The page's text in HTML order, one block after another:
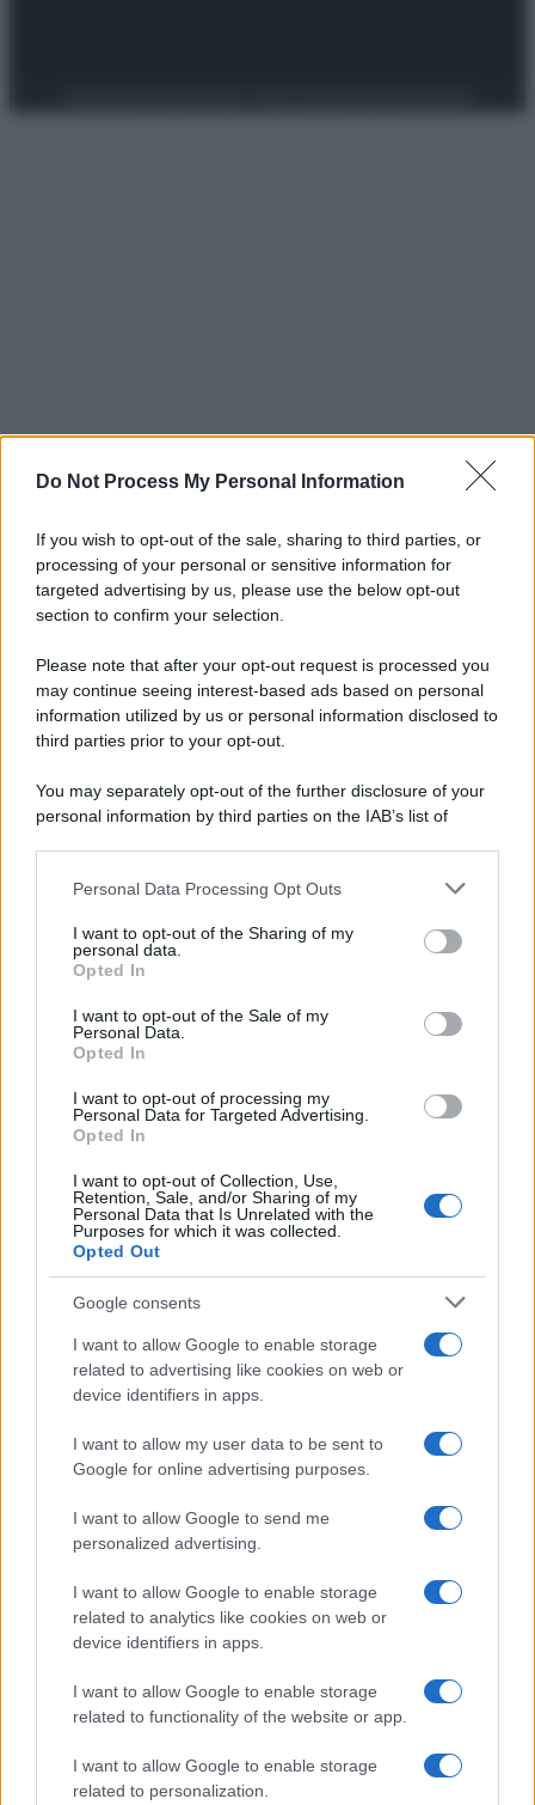
Do Not Process My Personal Information
If you wish to opt-out of the sale, sharing to third parties, or
processing of your personal or sensitive information for
targeted advertising by us, please use the below opt-out
section to confirm your selection.
Please note that after your opt-out request is processed you
may continue seeing interest-based ads based on personal
information utilized by us or personal information disclosed to
third parties prior to your opt-out.
You may separately opt-out of the further disclosure of your
personal information by third parties on the IAB’s list of
This information may also be disclosed by us to third parties
disclose it to other third parties.
Please note that this website/app uses one or more Google
services and may gather and store information including but
not limited to your visit or usage behaviour. You may click to
grant or deny consent to Google and its third-party tags to
consent section.
Personal Data Processing Opt Outs
I want to opt-out of the Sharing of my
personal data.
Opted In
I want to opt-out of the Sale of my
Personal Data.
Opted In
I want to opt-out of processing my
Personal Data for Targeted Advertising.
Opted In
I want to opt-out of Collection, Use,
Retention, Sale, and/or Sharing of my
Personal Data that Is Unrelated with the
Purposes for which it was collected.
Opted Out
Google consents
I want to allow Google to enable storage
related to advertising like cookies on web or
device identifiers in apps.
I want to allow my user data to be sent to
Google for online advertising purposes.
I want to allow Google to send me
personalized advertising.
I want to allow Google to enable storage
related to analytics like cookies on web or
device identifiers in apps.
I want to allow Google to enable storage
related to functionality of the website or app.
I want to allow Google to enable storage
related to personalization.